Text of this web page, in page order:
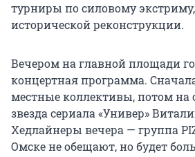
турниры по силовому
исторической реконструкции.
Вечером на главной площади
концертная программа.
местные коллективы, потом на
звезда сериала «Универ»
Хедлайнеры вечера — группа
Омске не обещают, но будет